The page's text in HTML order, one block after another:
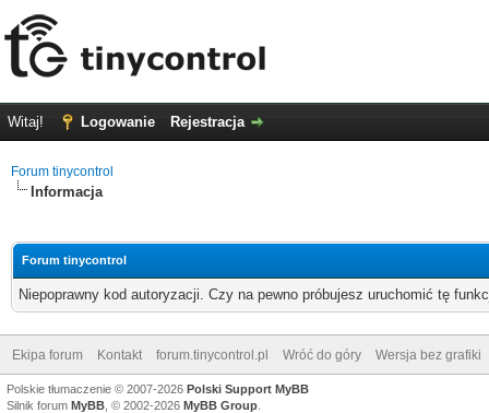
Witaj! Logowanie Rejestracja
Forum tinycontrol
Informacja
Forum tinycontrol
Niepoprawny kod autoryzacji. Czy na pewno próbujesz uruchomić tę
Ekipa forum Kontakt forum.tinycontrol.pl Wróć do góry Wersja bez grafiki
Polskie tłumaczenie © 2007-2026 Polski Support MyBB
Silnik forum MyBB , © 2002-2026 MyBB Group